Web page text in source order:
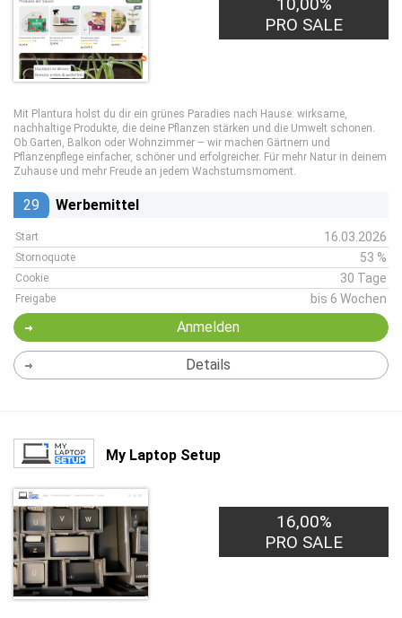
PRO SALE
Mit Plantura holst du dir ein grünes Paradies nach Hause: wirksame,
nachhaltige Produkte, die deine Pflanzen stärken und die Umwelt schonen.
Ob Garten, Balkon oder Wohnzimmer – wir machen Gärtnern und
Pflanzenpflege einfacher, schöner und erfolgreicher. Für mehr Natur in deinem
Zuhause und mehr Freude an jedem Wachstumsmoment.
29 Werbemittel
Start 16.03.2026
Stornoquote 53 %
Cookie 30 Tage
Freigabe bis 6 Wochen
Anmelden
Details
My Laptop Setup
16,00%
PRO SALE